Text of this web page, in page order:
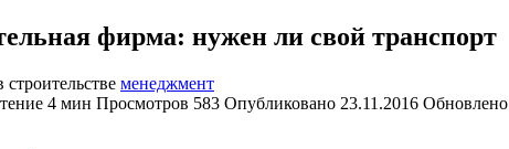
фирма: нужен ли свой транспорт
менеджмент
4 мин Просмотров 583 Опубликовано 23.11.2016 Обновлено